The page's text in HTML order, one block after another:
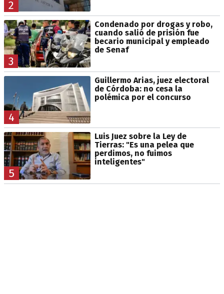
2
3
Condenado por drogas y robo,
cuando salió de prisión fue
becario municipal y empleado
de Senaf
4
Guillermo Arias, juez electoral
de Córdoba: no cesa la
polémica por el concurso
5
Luis Juez sobre la Ley de
Tierras: "Es una pelea que
perdimos, no fuimos
inteligentes"